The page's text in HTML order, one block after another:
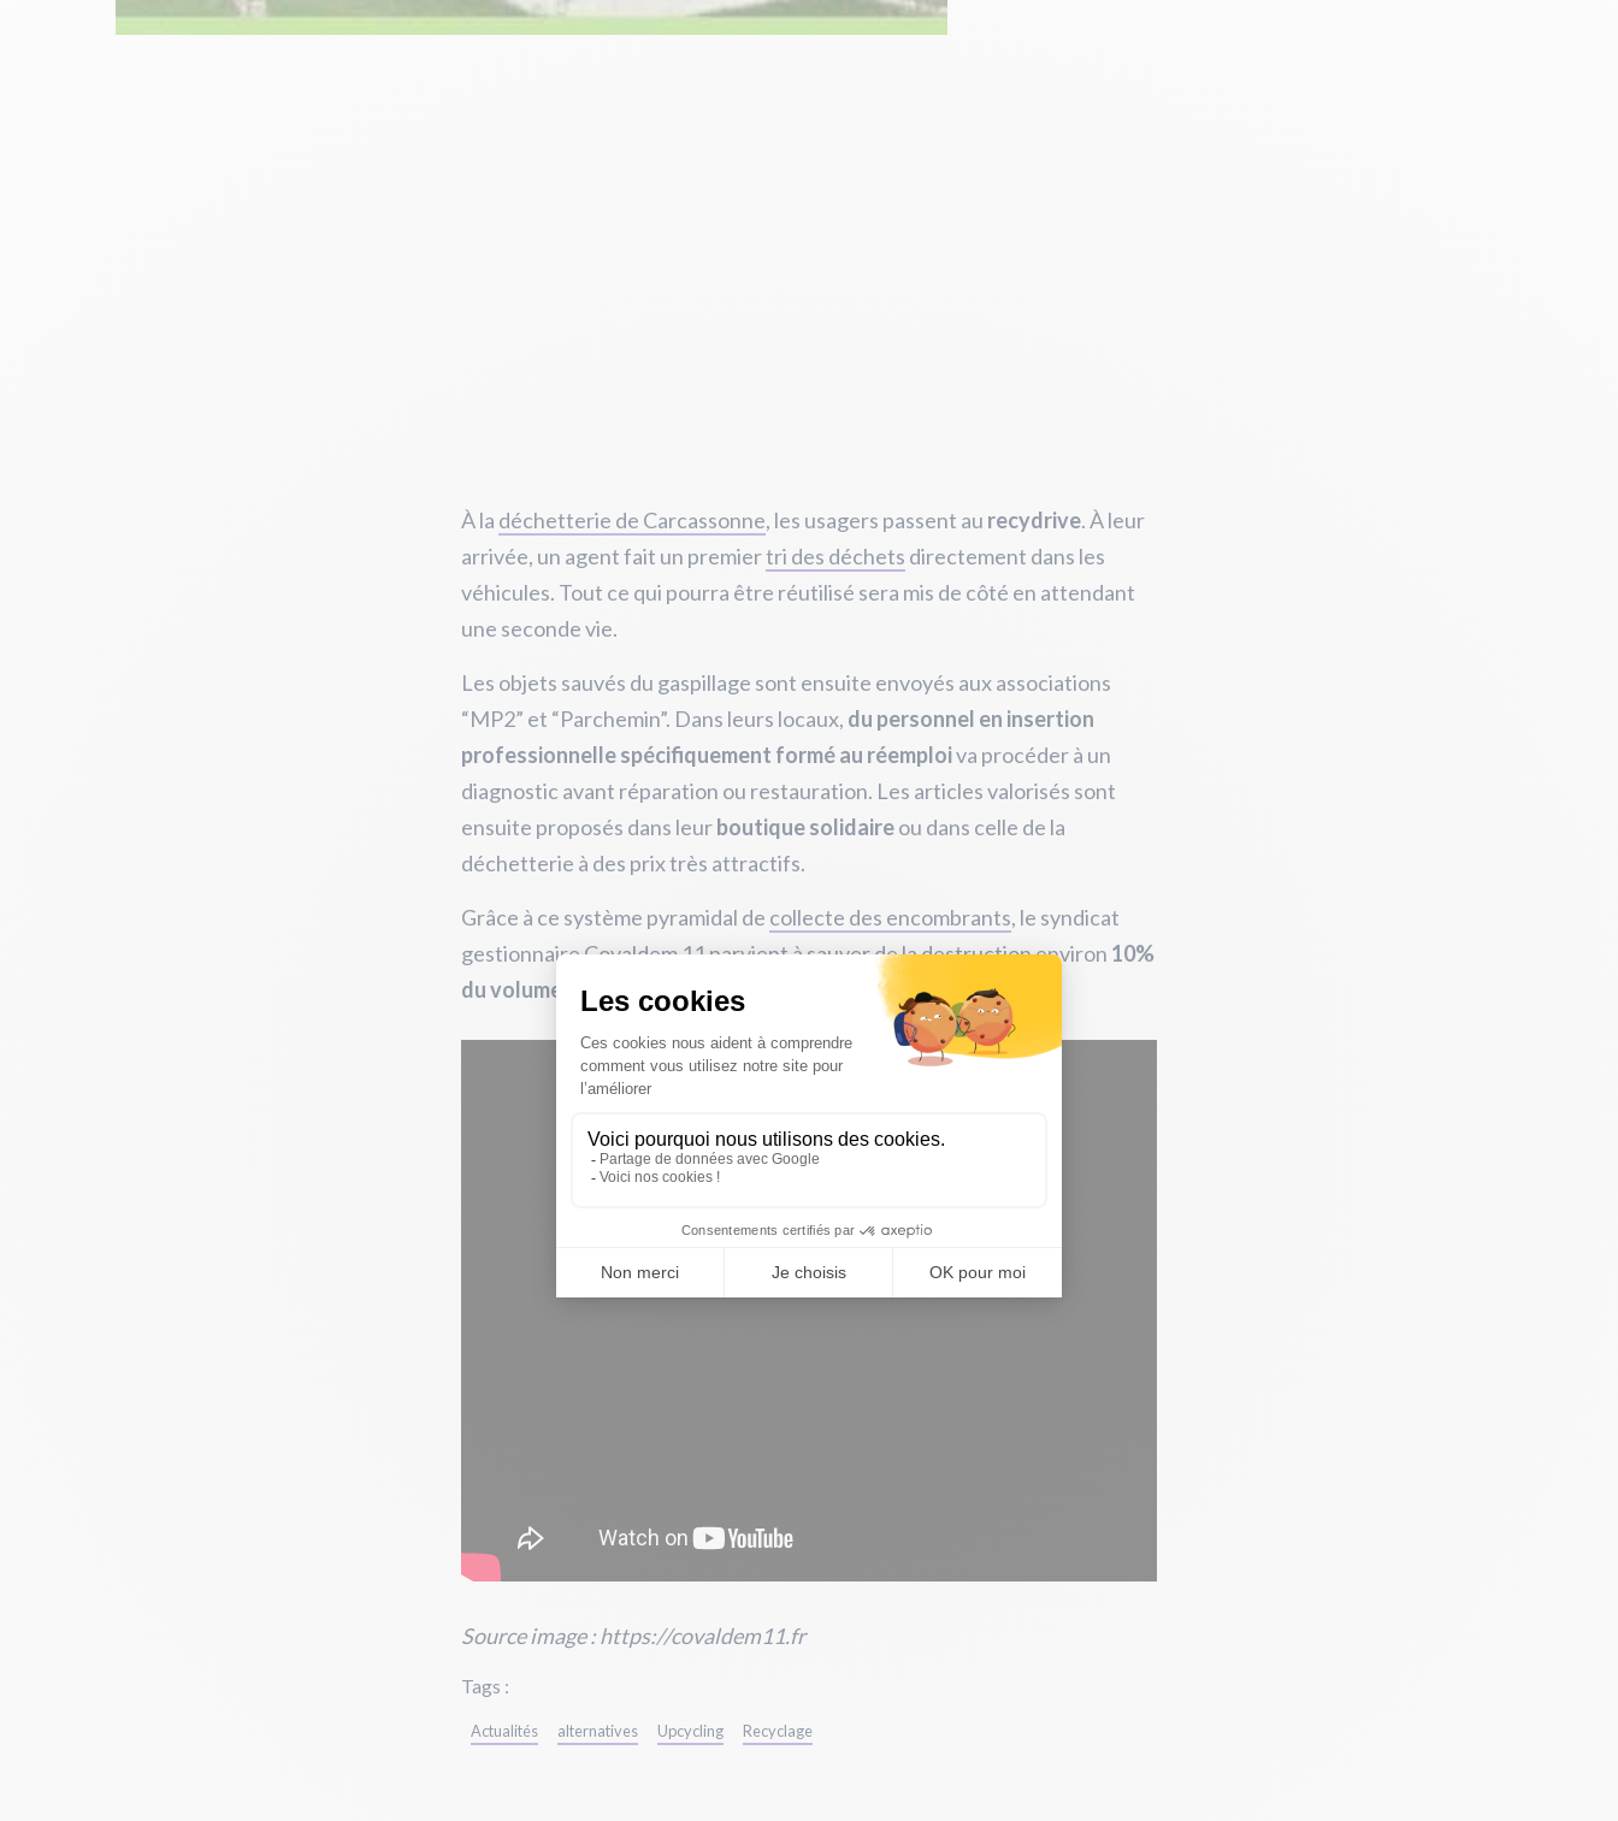
À la déchetterie de Carcassonne, les usagers passent au recydrive. À leur
arrivée, un agent fait un premiertri des déchets directement dans les
véhicules. Tout ce qui pourra être réutilisé sera mis de côté en attendant
une seconde vie.
Les objets sauvés du gaspillage sont ensuite envoyés aux associations
“MP2” et “Parchemin”. Dans leurs locaux, du personnel en insertion
professionnelle spécifiquement formé au réemploiva procéder à un
diagnostic avant réparation ou restauration. Les articles valorisés sont
ensuite proposés dans leurboutique solidaireou dans celle de la
déchetterie à des prix très attractifs.
Grâce à ce système pyramidal de collecte des encombrants, le syndicat
gestionnaire Covaldem 11 parvient à sauver de la destruction environ 10%
du volume des déchets des administrés.
Source image : https://covaldem11.fr
Tags :
Actualités alternatives Upcycling Recyclage